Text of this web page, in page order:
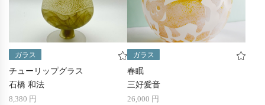
ガラス
チューリップグラス
石橋 和法
8,380 円
ガラス
春眠
三好愛音
26,000 円